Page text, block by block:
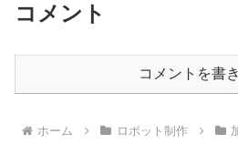
コメント
コメントを書
ホーム ロボット制作